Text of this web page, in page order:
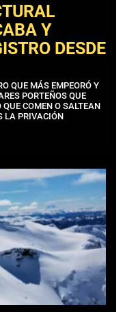
Y
DESDE
QUE MÁS EMPEORÓ Y
PORTEÑOS QUE
COMEN O SALTEAN
LA PRIVACIÓN